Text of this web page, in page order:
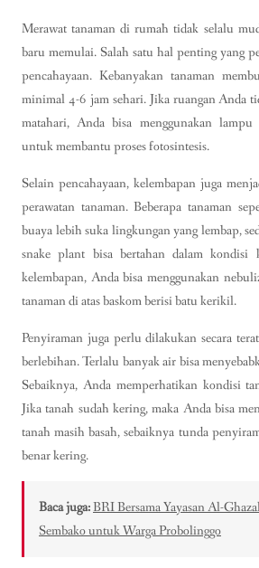
Merawat tanaman di rumah tidak selalu
baru memulai. Salah satu hal penting yang
pencahayaan. Kebanyakan tanaman
minimal 4-6 jam sehari. Jika ruangan Anda
matahari, Anda bisa menggunakan
untuk membantu proses fotosintesis.
Selain pencahayaan, kelembapan juga
perawatan tanaman. Beberapa tanaman
buaya lebih suka lingkungan yang lembap,
snake plant bisa bertahan dalam kondisi
kelembapan, Anda bisa menggunakan
tanaman di atas baskom berisi batu kerikil.
Penyiraman juga perlu dilakukan secara
berlebihan. Terlalu banyak air bisa
Sebaiknya, Anda memperhatikan kondisi
Jika tanah sudah kering, maka Anda bisa
tanah masih basah, sebaiknya tunda
benar kering.
Baca juga:BRI Bersama Yayasan Al-
Sembako untuk Warga Probolinggo